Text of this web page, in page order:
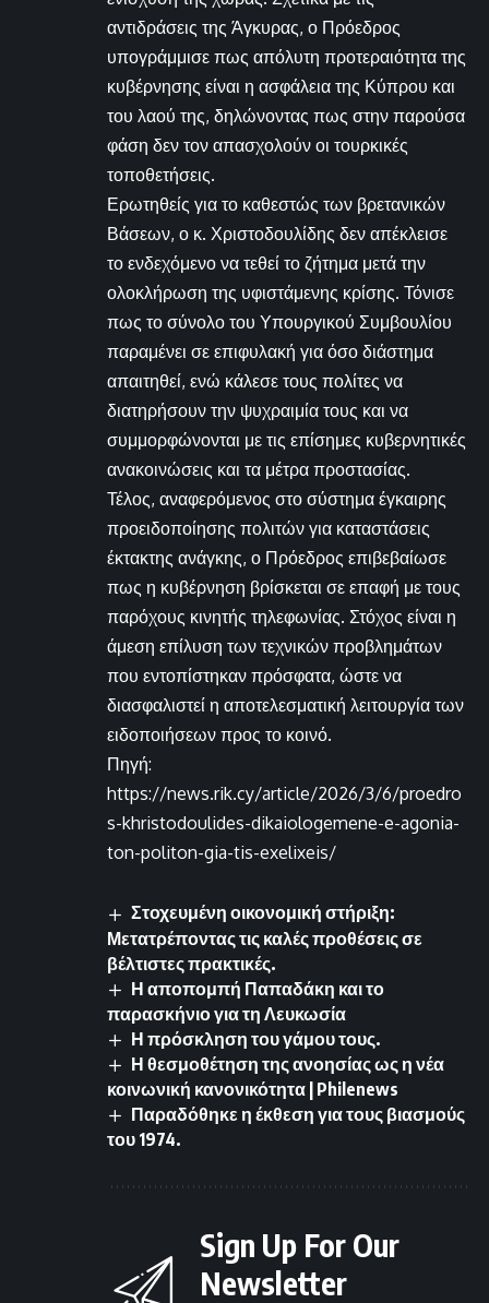
αντιδράσεις της Άγκυρας, ο Πρόεδρος
υπογράμμισε πως απόλυτη προτεραιότητα της
κυβέρνησης είναι η ασφάλεια της Κύπρου και
του λαού της, δηλώνοντας πως στην παρούσα
φάση δεν τον απασχολούν οι τουρκικές
τοποθετήσεις.
Ερωτηθείς για το καθεστώς των βρετανικών
Βάσεων, ο κ. Χριστοδουλίδης δεν απέκλεισε
το ενδεχόμενο να τεθεί το ζήτημα μετά την
ολοκλήρωση της υφιστάμενης κρίσης. Τόνισε
πως το σύνολο του Υπουργικού Συμβουλίου
παραμένει σε επιφυλακή για όσο διάστημα
απαιτηθεί, ενώ κάλεσε τους πολίτες να
διατηρήσουν την ψυχραιμία τους και να
συμμορφώνονται με τις επίσημες κυβερνητικές
ανακοινώσεις και τα μέτρα προστασίας.
Τέλος, αναφερόμενος στο σύστημα έγκαιρης
προειδοποίησης πολιτών για καταστάσεις
έκτακτης ανάγκης, ο Πρόεδρος επιβεβαίωσε
πως η κυβέρνηση βρίσκεται σε επαφή με τους
παρόχους κινητής τηλεφωνίας. Στόχος είναι η
άμεση επίλυση των τεχνικών προβλημάτων
που εντοπίστηκαν πρόσφατα, ώστε να
διασφαλιστεί η αποτελεσματική λειτουργία των
ειδοποιήσεων προς το κοινό.
Πηγή:
https://news.rik.cy/article/2026/3/6/proedro
s-khristodoulides-dikaiologemene-e-agonia-
ton-politon-gia-tis-exelixeis/
Στοχευμένη οικονομική στήριξη:
Μετατρέποντας τις καλές προθέσεις σε
βέλτιστες πρακτικές.
Η αποπομπή Παπαδάκη και το
παρασκήνιο για τη Λευκωσία
Η πρόσκληση του γάμου τους.
Η θεσμοθέτηση της ανοησίας ως η νέα
κοινωνική κανονικότητα | Philenews
Παραδόθηκε η έκθεση για τους βιασμούς
του 1974.
Sign Up For Our
Newsletter